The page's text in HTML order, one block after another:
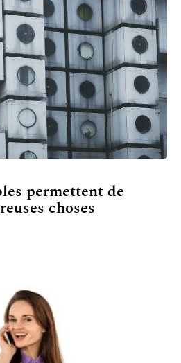
permettent de
choses